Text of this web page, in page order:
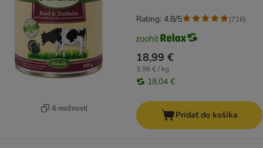
6 možností
18,99 €
3,96 € / kg
18,04 €
Rating: 4.8/5 (716)
Pridať do košíka